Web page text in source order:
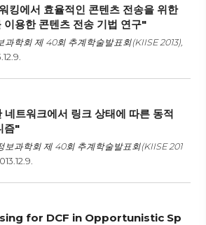
킹에서 효율적인 콘텐츠 전송을 위한
이용한 콘텐츠 전송 기법 연구"
과학회 제 40회 추계학술발표회(KIISE 2013),
트워크에서 링크 상태에 따른 동적
즘"
보과학회 제 40회 추계학술발표회(KIISE 201
for DCF in Opportunistic Sp